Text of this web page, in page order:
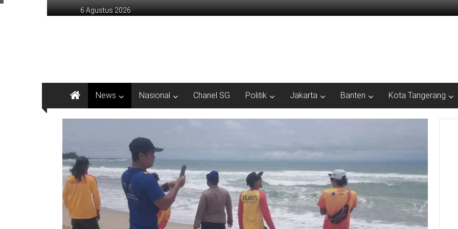
ke
6 Agustus 2026
News Nasional Chanel SG Politik Jakarta Banten Kota Tangerang